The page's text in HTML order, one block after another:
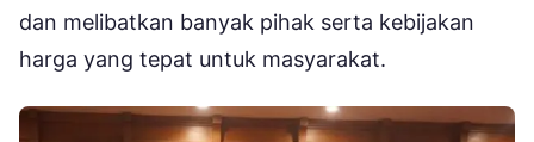
dan melibatkan banyak pihak serta kebijakan
harga yang tepat untuk masyarakat.